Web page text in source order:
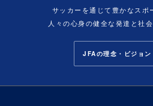
サッカーを通じて豊かなスポ
人々の心身の健全な発達と社
JFAの理念・ビジョン